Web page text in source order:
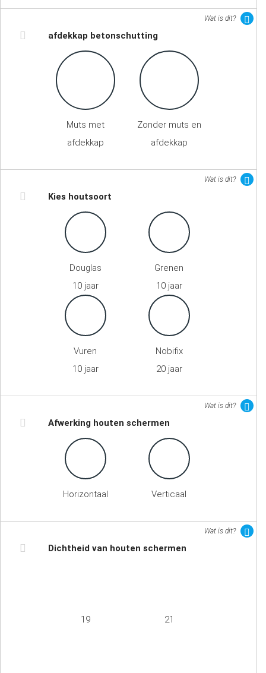
Wat is dit?
afdekkap betonschutting
Muts met
afdekkap
Zonder muts en
afdekkap
Wat is dit?
Kies houtsoort
Douglas
10 jaar
Grenen
10 jaar
Vuren
10 jaar
Nobifix
20 jaar
Wat is dit?
Afwerking houten schermen
Horizontaal Verticaal
Wat is dit?
Dichtheid van houten schermen
19 21